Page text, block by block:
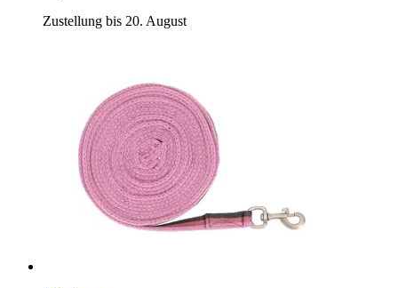
Zustellung bis 20. August